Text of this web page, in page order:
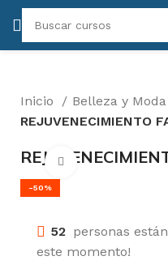
Inicio
Belleza y Moda
REJUVENECIMIENTO
-50%
Click para
52 personas
este momento!